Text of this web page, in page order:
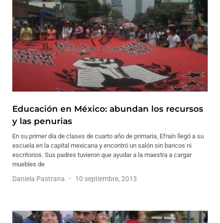
Educación en México: abundan los recursos
y las penurias
En su primer día de clases de cuarto año de primaria, Efraín llegó a su
escuela en la capital mexicana y encontró un salón sin bancos ni
escritorios. Sus padres tuvieron que ayudar a la maestra a cargar
muebles de
Daniela Pastrana 10 septiembre, 2013